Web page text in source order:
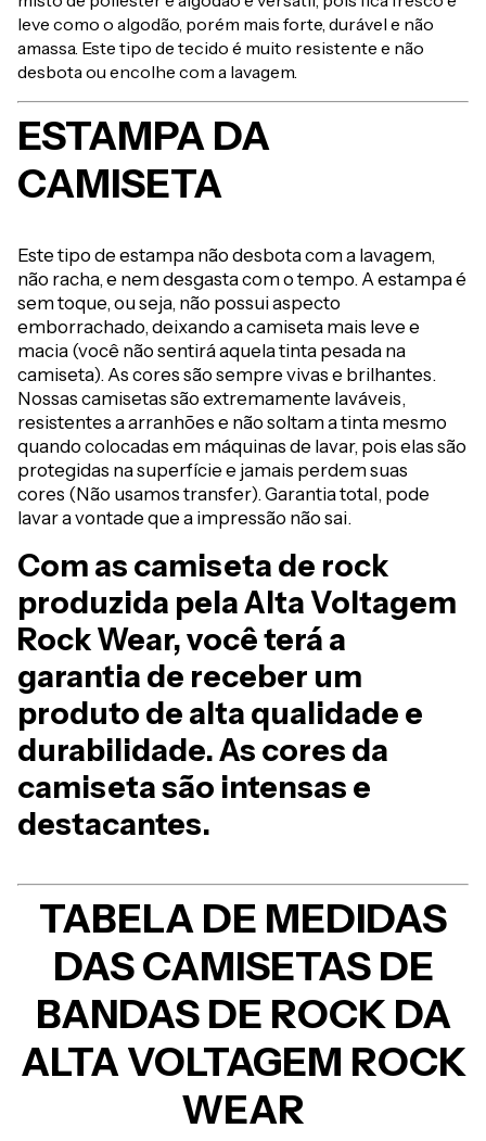
leve como o algodão, porém mais forte, durável e não
amassa. Este tipo de tecido é muito resistente e não
desbota ou encolhe com a lavagem.
ESTAMPA DA
CAMISETA
Este tipo de estampa não desbota com a lavagem,
não racha, e nem desgasta com o tempo. A estampa é
sem toque, ou seja, não possui aspecto
emborrachado, deixando a camiseta mais leve e
macia (você não sentirá aquela tinta pesada na
camiseta). As cores são sempre vivas e brilhantes.
Nossas camisetas são extremamente laváveis,
resistentes a arranhões e não soltam a tinta mesmo
quando colocadas em máquinas de lavar, pois elas são
protegidas na superfície e jamais perdem suas
cores (Não usamos transfer). Garantia total, pode
lavar a vontade que a impressão não sai.
Com as camiseta de rock
produzida pela Alta Voltagem
Rock Wear, você terá a
garantia de receber um
produto de alta qualidade e
durabilidade. As cores da
camiseta são intensas e
destacantes.
TABELA DE MEDIDAS
DAS CAMISETAS DE
BANDAS DE ROCK DA
ALTA VOLTAGEM ROCK
WEAR